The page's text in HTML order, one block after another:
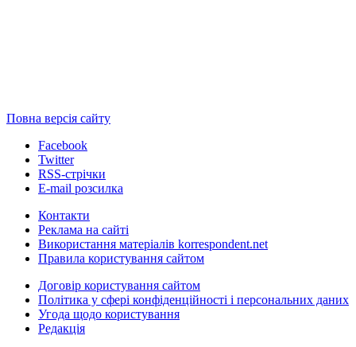
Повна версія сайту
Facebook
Twitter
RSS-стрічки
E-mail розсилка
Контакти
Реклама на сайті
Використання матеріалів korrespondent.net
Правила користування сайтом
Договір користування сайтом
Політика у сфері конфіденційності і персональних даних
Угода щодо користування
Редакція